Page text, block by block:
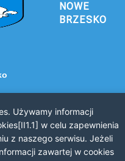
NOWE
BRZESKO
20 94
Używamy informacji
w celu zapewnienia
z naszego serwisu. Jeżeli
zawartej w cookies